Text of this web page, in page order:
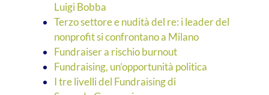
Luigi Bobba
Terzo settore e nudità del re: i leader del
nonprofit si confrontano a Milano
Fundraiser a rischio burnout
Fundraising, un’opportunità politica
I tre livelli del Fundraising di